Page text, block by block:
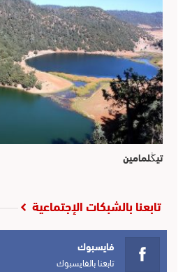
تيڭلمامين
تابعنا بالشبكات الإجتماعية
فايسبوك
تابعنا بالفايسبوك